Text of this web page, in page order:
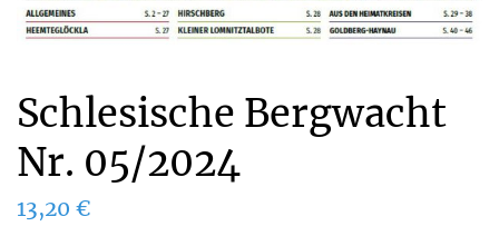
Schlesische Bergwacht
Nr. 05/2024
13,20 €